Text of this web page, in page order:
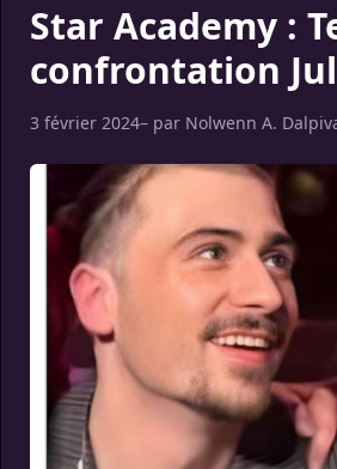
Star Academy :
confrontation
3 février 2024– par Nolwenn A.